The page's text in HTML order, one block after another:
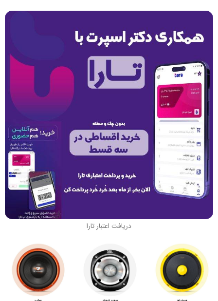
دریافت اعتبار تارا